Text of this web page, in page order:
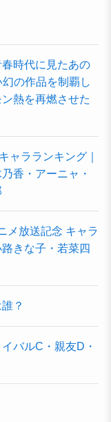
春時代に見たあの
の作品を制覇し
熱を再燃させた
ャラランキング｜
香・アーニャ・
メ放送記念 キャラ
きな子・若菜四
？
バルC・親友D・